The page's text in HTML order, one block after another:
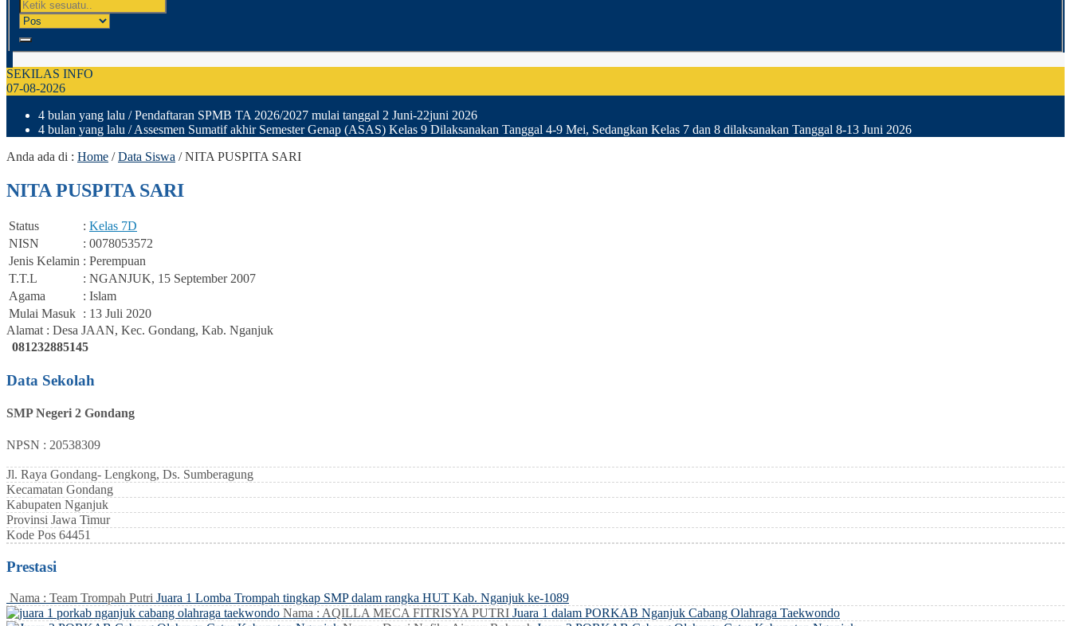
SEKILAS INFO
07-08-2026
4 bulan yang lalu / Pendaftaran SPMB TA 2026/2027 mulai tanggal 2 Juni-22juni 2026
4 bulan yang lalu / Assesmen Sumatif akhir Semester Genap (ASAS) Kelas 9 Dilaksanakan Tanggal 4-9 Mei, Sedangkan Kelas 7 dan 8 dilaksanakan Tanggal 8-13 Juni 2026
Anda ada di : Home /Data Siswa /NITA PUSPITA SARI
NITA PUSPITA SARI
Status : Kelas 7D
NISN
: 0078053572
Jenis Kelamin : Perempuan
T.T.L
: NGANJUK, 15 September 2007
Agama
: Islam
Mulai Masuk : 13 Juli 2020
Alamat : Desa JAAN, Kec. Gondang, Kab. Nganjuk
081232885145
Data Sekolah
SMP Negeri 2 Gondang
NPSN : 20538309
Jl. Raya Gondang- Lengkong, Ds. Sumberagung
Kecamatan Gondang
Kabupaten Nganjuk
Provinsi Jawa Timur
Kode Pos 64451
Prestasi
Nama : Team Trompah Putri Juara 1 Lomba Trompah tingkap SMP dalam rangka HUT Kab. Nganjuk ke-1089
Nama : AQILLA MECA FITRISYA PUTRI Juara 1 dalam PORKAB Nganjuk Cabang Olahraga Taekwondo